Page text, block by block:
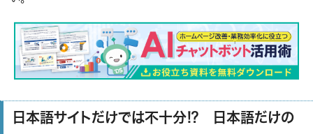
日本語サイトだけでは不十分⁉ 日本語だけの